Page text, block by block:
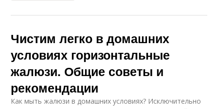
Чистим легко в домашних
условиях горизонтальные
жалюзи. Общие советы и
рекомендации
Как мыть жалюзи в домашних условиях? Исключительно